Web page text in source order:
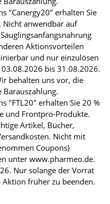
"Canergy20" erhalten Sie
Nicht anwendbar auf
Aktionsvorteilen
und nur einzulösen
bis 31.08.2026.
behalten uns vor, die
"FTL20" erhalten Sie 20 %
und Frontpro-Produkte.
Artikel, Bücher,
Nicht mit
Coupons)
unter www.pharmeo.de.
Nur solange der Vorrat
früher zu beenden.